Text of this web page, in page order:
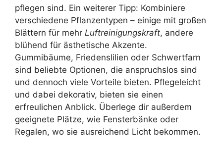
pflegen sind. Ein weiterer Tipp: Kombiniere
verschiedene Pflanzentypen – einige mit großen
Blättern für mehr Luftreinigungskraft, andere
blühend für ästhetische Akzente.
Gummibäume, Friedenslilien oder Schwertfarn
sind beliebte Optionen, die anspruchslos sind
und dennoch viele Vorteile bieten. Pflegeleicht
und dabei dekorativ, bieten sie einen
erfreulichen Anblick. Überlege dir außerdem
geeignete Plätze, wie Fensterbänke oder
Regalen, wo sie ausreichend Licht bekommen.